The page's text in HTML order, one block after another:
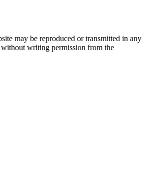
may be reproduced or transmitted in any
writing permission from the